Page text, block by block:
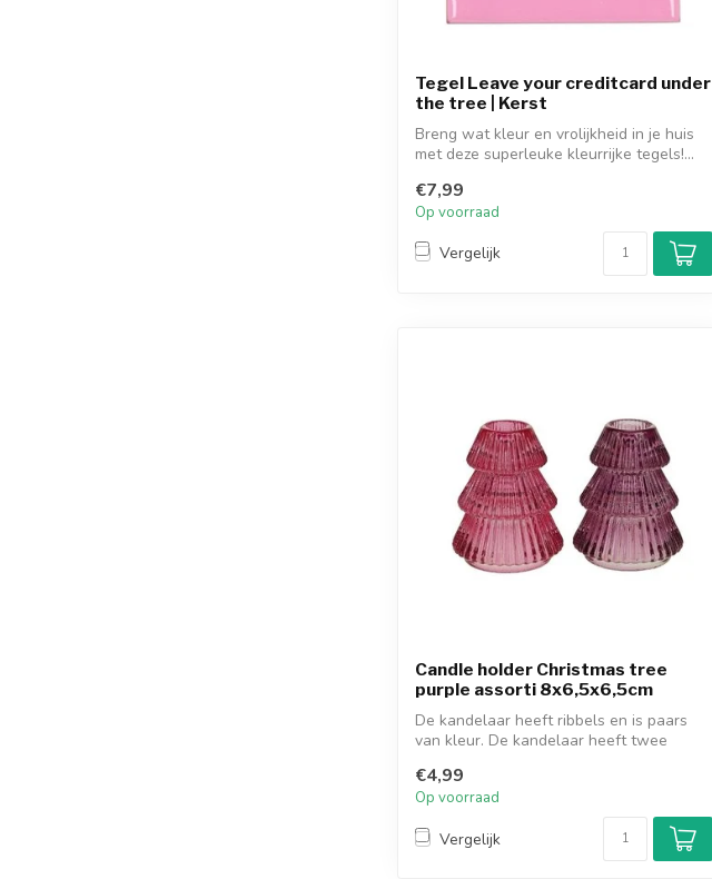
Tegel Leave your creditcard under
the tree | Kerst
Breng wat kleur en vrolijkheid in je huis
met deze superleuke kleurrijke tegels!...
€7,99
Op voorraad
Vergelijk
Candle holder Christmas tree
purple assorti 8x6,5x6,5cm
De kandelaar heeft ribbels en is paars
van kleur. De kandelaar heeft twee
€4,99
Op voorraad
Vergelijk